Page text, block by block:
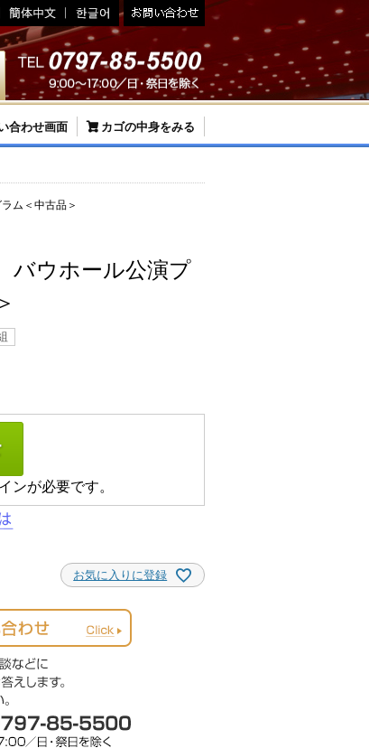
合わせ画面 カゴの中身をみる
ム＜中古品＞
ウホール公演プ
ンが必要です。
お気に入りに登録